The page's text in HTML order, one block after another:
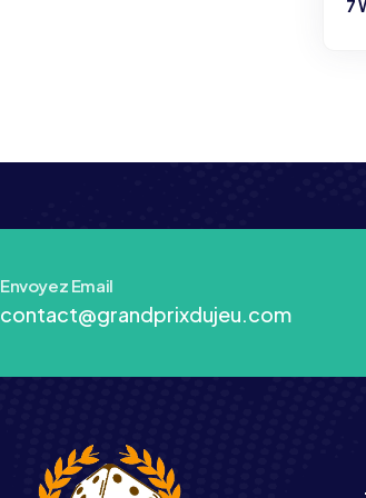
Envoyez Email
contact@grandprixdujeu.com